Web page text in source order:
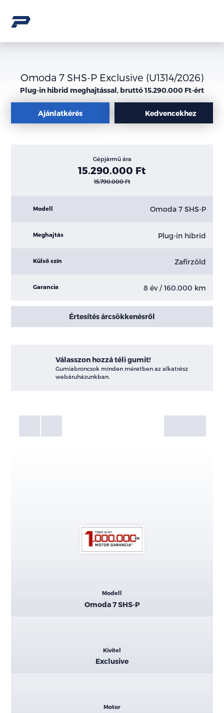
Omoda 7 SHS-P Exclusive (U1314/2026)
Plug-in hibrid meghajtással, bruttó 15.290.000 Ft-ért
Ajánlatkérés Kedvencekhez
Gépjármű ára
15.290.000 Ft
15.790.000 Ft
Modell Omoda 7 SHS-P
Meghajtás Plug-in hibrid
Külső szín Zafírzöld
Garancia 8 év / 160.000 km
Értesítés árcsökkenésről
Válasszon hozzá téli gumit!
Gumiabroncsok minden méretben az alkatrész
webáruházunkban.
Galéria
Modell
Omoda 7 SHS-P
Kivitel
Exclusive
Motor